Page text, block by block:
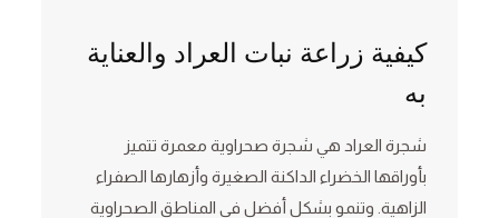
كيفية زراعة نبات العراد والعناية
به
شجرة العراد هي شجرة صحراوية معمرة تتميز
بأوراقها الخضراء الداكنة الصغيرة وأزهارها الصفراء
الزاهية. وتنمو بشكل أفضل في المناطق الصحراوية